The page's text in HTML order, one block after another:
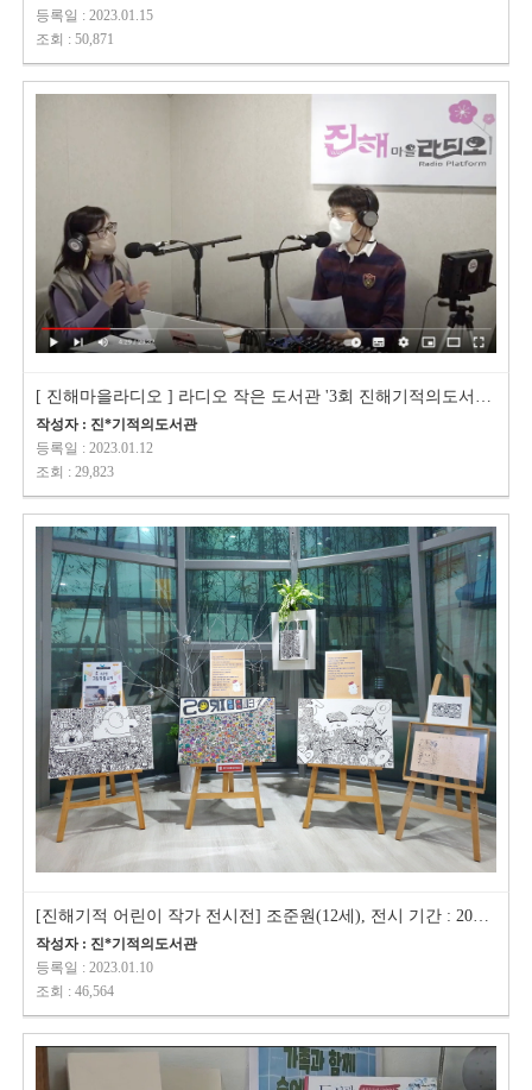
등록일 : 2023.01.15
조회 : 50,871
작성자 : 진*기적의도서관
등록일 : 2023.01.12
조회 : 29,823
작성자 : 진*기적의도서관
등록일 : 2023.01.10
조회 : 46,564